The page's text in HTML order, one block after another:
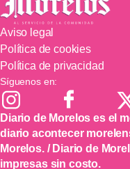
Aviso legal
Política de cookies
Política de privacidad
Síguenos en:
Diario de Morelos es el
diario acontecer
Morelos. / Diario de
impresas sin costo.